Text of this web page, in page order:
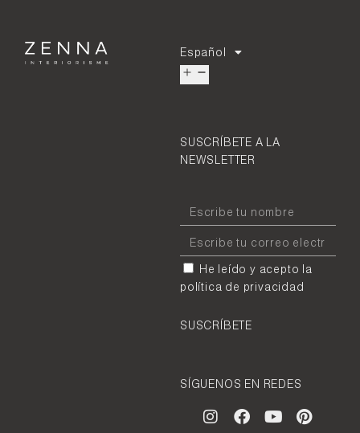
Español
SUSCRÍBETE A LA
NEWSLETTER
He leído y acepto la
política de privacidad
SUSCRÍBETE
SÍGUENOS EN REDES